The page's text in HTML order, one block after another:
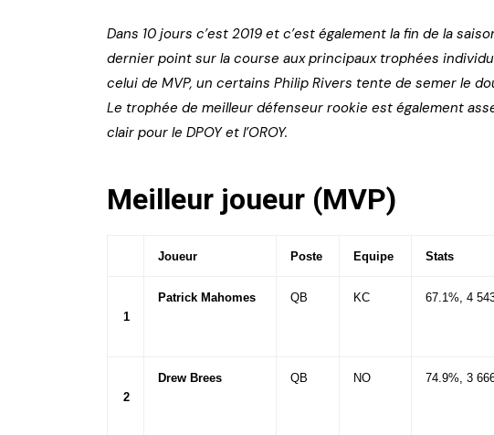
Dans 10 jours c’est 2019 et c’est également la fin de la
dernier point sur la course aux principaux trophées
celui de MVP, un certains Philip Rivers tente de semer le
Le trophée de meilleur défenseur rookie est également
clair pour le DPOY et l’OROY.
Meilleur joueur (MVP)
Joueur Poste Equipe Stats
1
Patrick Mahomes QB KC 67.1%, 4
2
Drew Brees QB NO 74.9%, 3